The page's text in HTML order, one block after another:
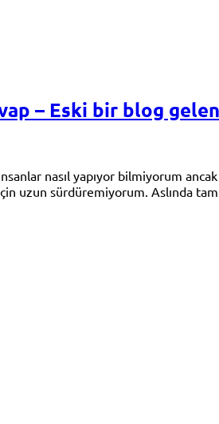
– Eski bir blog
nasıl yapıyor bilmiyorum
sürdüremiyorum. Aslında